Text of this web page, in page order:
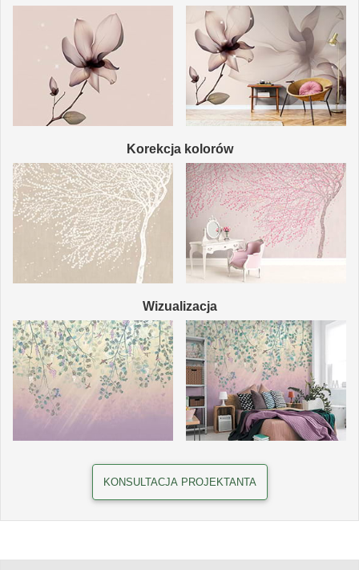
Korekcja kolorów
Wizualizacja
KONSULTACJA PROJEKTANTA